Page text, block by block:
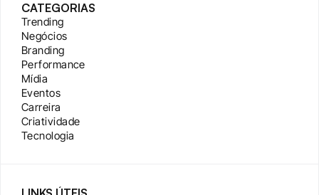
CATEGORIAS
Trending
Negócios
Branding
Performance
Mídia
Eventos
Carreira
Criatividade
Tecnologia